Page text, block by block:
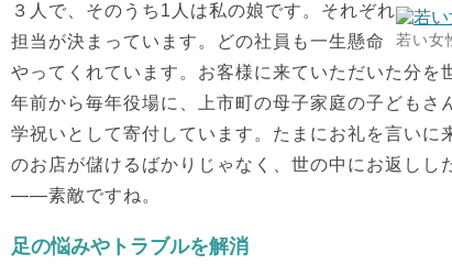
若い女
３人で、そのうち1人は私の娘です。それぞれ
担当が決まっています。どの社員も一生懸命
やってくれています。お客様に来ていただいた分を
年前から毎年役場に、上市町の母子家庭の子どもさ
学祝いとして寄付しています。たまにお礼を言いに
のお店が儲けるばかりじゃなく、世の中にお返しし
――素敵ですね。
足の悩みやトラブルを解消